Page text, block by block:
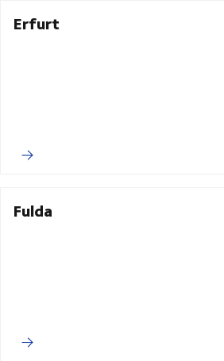
Erfurt
Fulda